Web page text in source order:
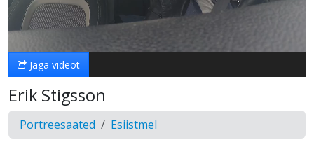
video
Jaga videot
Erik Stigsson
Portreesaated Esiistmel